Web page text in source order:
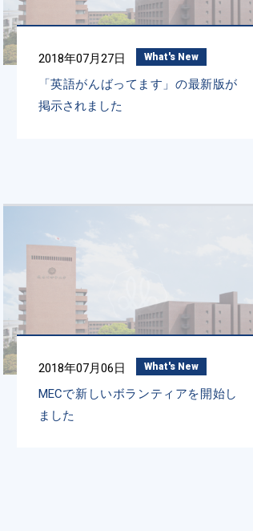
2018年07月27日 What's New
「英語がんばってます」の最新版が
掲示されました
2018年07月06日 What's New
MECで新しいボランティアを開始し
ました